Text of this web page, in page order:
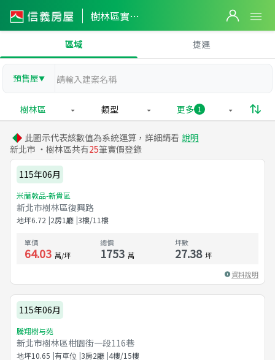
樹林區實價登錄
區域 捷運
預售屋▼
樹林區 類型 更多 1
此圖示代表該數值為系統運算，詳細請看 說明
新北市 ・樹林區共有25筆實價登錄
115年06月
米蘭敦品-新貴區
新北市樹林區復興路
地坪6.72 2房1廳 3樓/11樓
單價
64.03 萬/坪
總價
1753 萬
坪數
27.38 坪
資料說明
115年06月
騰翔樹与苑
新北市樹林區柑園街一段116巷
地坪10.65 有車位 3房2廳 4樓/15樓